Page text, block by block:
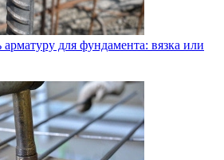
для фундамента: вязка или